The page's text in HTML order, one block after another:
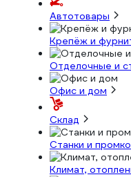
Автотовары
Крепёж и
Отделочные и
Офис и дом
Склад
Станки и
Климат,